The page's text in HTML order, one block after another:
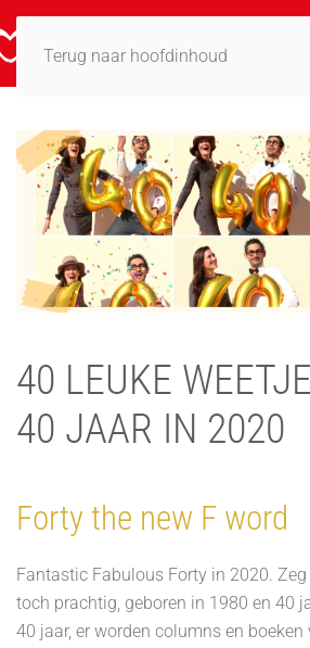
Terug naar hoofdinhoud
40 LEUKE
40 JAAR IN 2020
Forty the new F word
Fantastic Fabulous Forty in 2020.
toch prachtig, geboren in 1980 en 40
40 jaar, er worden columns en boeken